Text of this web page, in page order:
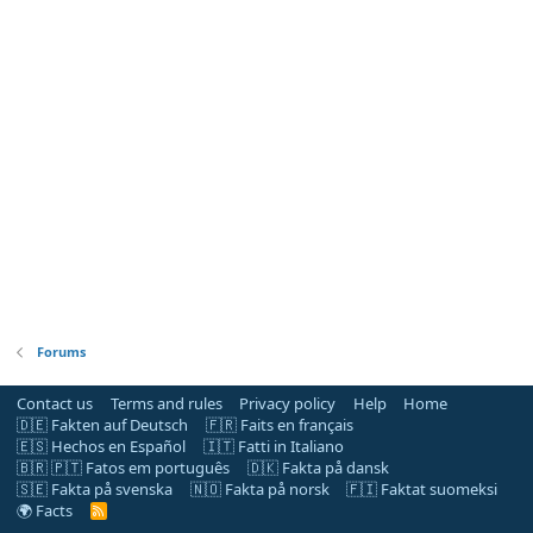
Forums
Contact us Terms and rules Privacy policy Help
Home
🇩🇪 Fakten auf Deutsch
🇫🇷 Faits en français
🇪🇸 Hechos en Español
🇮🇹 Fatti in Italiano
🇧🇷 🇵🇹 Fatos em português
🇩🇰 Fakta på dansk
🇸🇪 Fakta på svenska
🇳🇴 Fakta på norsk
🇫🇮 Faktat suomeksi
🌍 Facts
R